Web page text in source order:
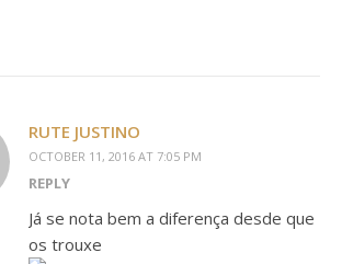
RUTE JUSTINO
OCTOBER 11, 2016 AT 7:05 PM
REPLY
Já se nota bem a diferença desde que
os trouxe